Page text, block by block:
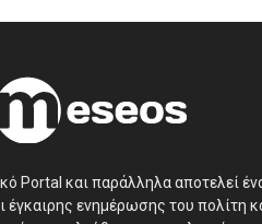
Portal και παράλληλα αποτελεί
ενημέρωσης του πολίτη